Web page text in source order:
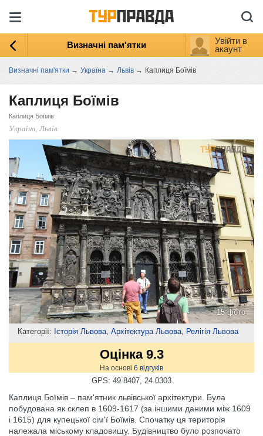
Визначні пам'ятки
Увійти в
акаунт
Визначні пам'ятки → Україна → Львів → Каплиця Боїмів
Каплиця Боїмів
Каплиця Боїмів
Україна, Львів
15 фото
Категорії: Історія Львова Архітектура Львова Релігія Львова
Оцінка 9.3
На основі 6 відгуків
GPS: 49.8407, 24.0303
Каплиця Боїмів – пам'ятник львівської архітектури. Була
побудована як склеп в 1609-1617 (за іншими даними між 1609
і 1615) для купецької сім'ї Боїмів. Спочатку ця територія
належала міському кладовищу. Будівництво було розпочато